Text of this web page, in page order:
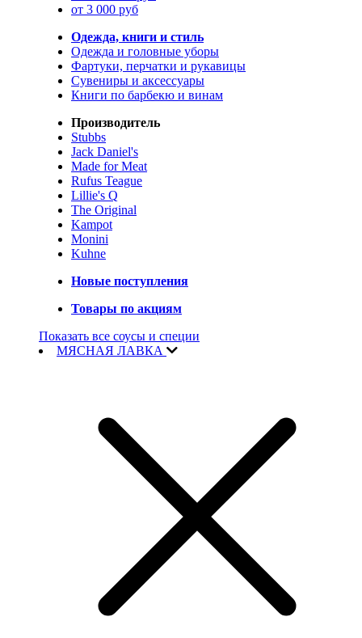
от 3 000 руб
Одежда, книги и стиль
Одежда и головные уборы
Фартуки, перчатки и рукавицы
Сувениры и аксессуары
Книги по барбекю и винам
Производитель
Stubbs
Jack Daniel's
Made for Meat
Rufus Teague
Lillie's Q
The Original
Kampot
Monini
Kuhne
Новые поступления
Товары по акциям
Показать все соусы и специи
МЯСНАЯ ЛАВКА